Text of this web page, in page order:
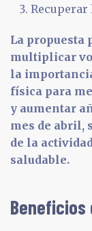
Recuperar
La propuesta
multiplicar
la
física para
y aumentar
mes de abril,
de la
saludable.